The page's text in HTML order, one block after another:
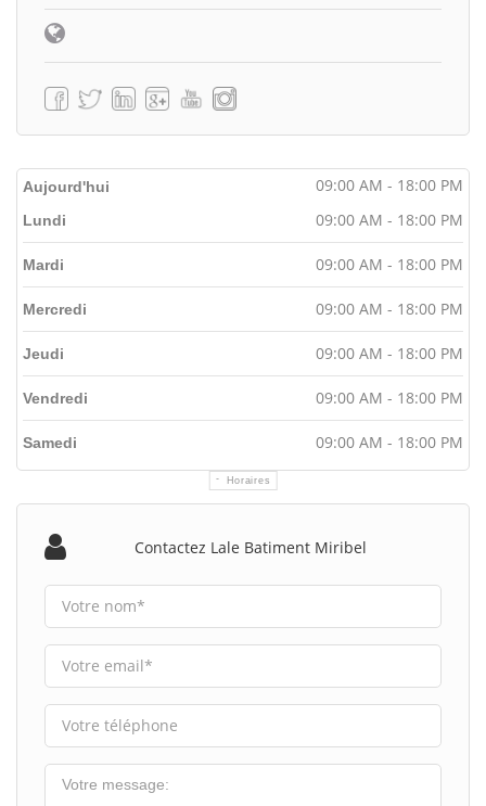
Aujourd'hui 09:00 AM - 18:00 PM
Horaires
Lundi 09:00 AM - 18:00 PM
Mardi 09:00 AM - 18:00 PM
Mercredi 09:00 AM - 18:00 PM
Jeudi 09:00 AM - 18:00 PM
Vendredi 09:00 AM - 18:00 PM
Samedi 09:00 AM - 18:00 PM
Contactez Lale Batiment Miribel